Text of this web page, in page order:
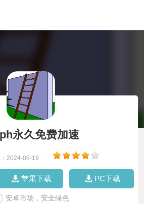
永久免费加速
2024-08-19
苹果下载 PC下载
安卓市场，安全绿色